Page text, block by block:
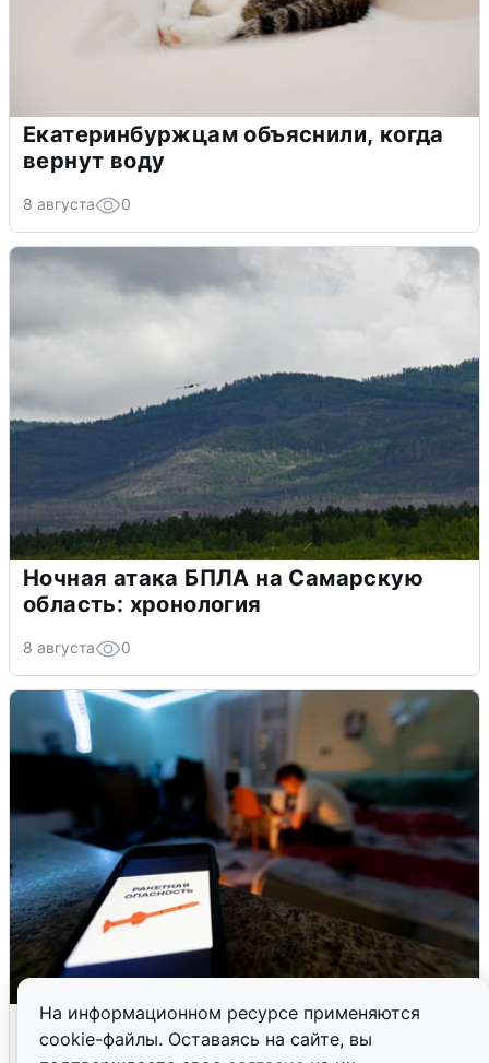
На информационном ресурсе применяются
cookie-файлы. Оставаясь на сайте, вы
Екатеринбуржцам объяснили, когда
вернут воду
8 августа 0
Ночная атака БПЛА на Самарскую
область: хронология
8 августа 0
Ночью в Самарской области завыли
сирены